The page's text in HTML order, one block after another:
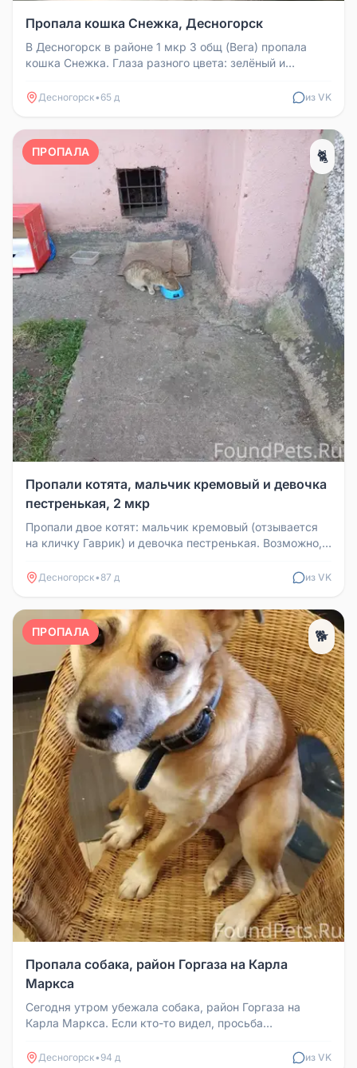
Пропала кошка Снежка, Десногорск
В Десногорск в районе 1 мкр 3 общ (Вега) пропала
кошка Снежка. Глаза разного цвета: зелёный и
Десногорск•65 д из VK
ПРОПАЛА 🐈
Пропали котята, мальчик кремовый и девочка
пестренькая, 2 мкр
Пропали двое котят: мальчик кремовый (отзывается
на кличку Гаврик) и девочка пестренькая. Возможно,
Десногорск• 87 д из VK
ПРОПАЛА 🐕
Пропала собака, район Горгаза на Карла
Маркса
Сегодня утром убежала собака, район Горгаза на
Карла Маркса. Если кто-то видел, просьба
Десногорск• 94 д из VK